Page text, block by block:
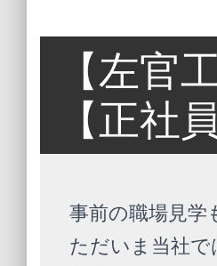
【左官
【正社員
事前の職場見学
ただいま当社